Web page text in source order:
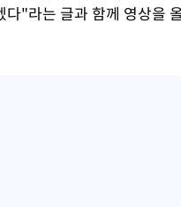
다"라는 글과 함께 영상을